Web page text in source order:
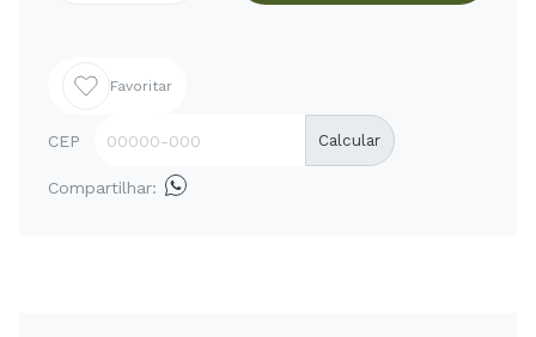
Favoritar
CEP Calcular
Compartilhar: